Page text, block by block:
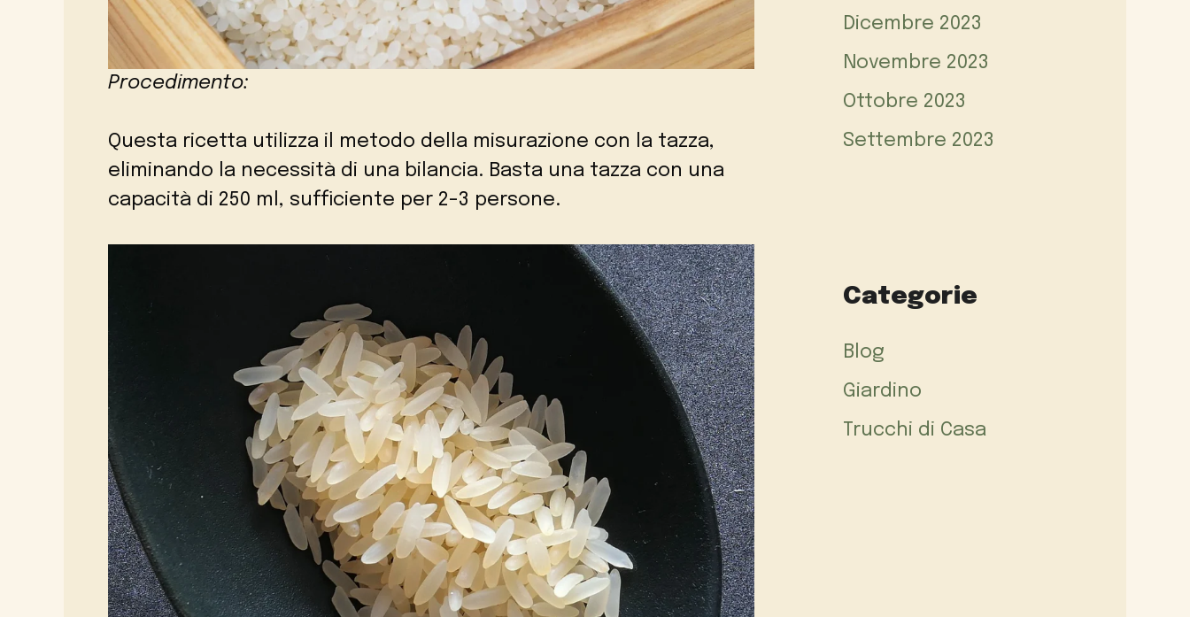
Procedimento:
Questa ricetta utilizza il metodo della misurazione con la tazza,
eliminando la necessità di una bilancia. Basta una tazza con una
capacità di 250 ml, sufficiente per 2-3 persone.
Dicembre 2023
Novembre 2023
Ottobre 2023
Settembre 2023
Categorie
Blog
Giardino
Trucchi di Casa